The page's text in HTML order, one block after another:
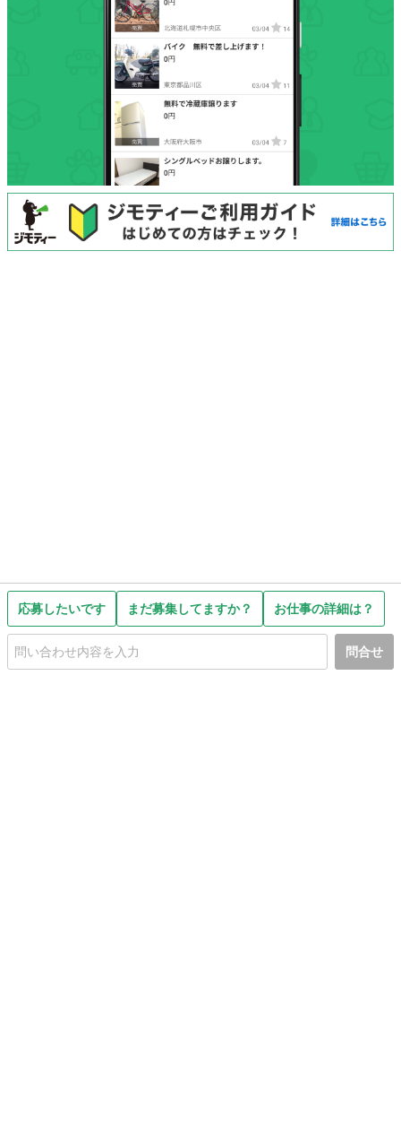
応募したいです まだ募集してますか？ お仕事の詳細は？
問合せ